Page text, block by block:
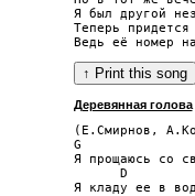
Я был другой
Теперь
Деревянная голова
(Е.Смирнов,
G
Я прощаюсь со
D
Я кладу ее в